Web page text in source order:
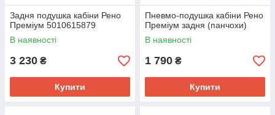
Задня подушка кабіни Рено
Преміум 5010615879
В наявності
3 230 ₴
Купити
Пневмо-подушка кабіни Рено
Преміум задня (панчохи)
В наявності
1 790 ₴
Купити